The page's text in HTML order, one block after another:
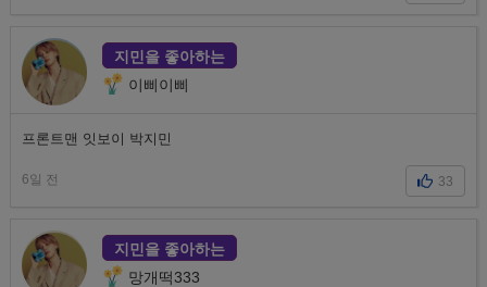
지민을 좋아하는
이삐이삐
프론트맨 잇보이 박지민
6일 전 33
지민을 좋아하는
망개떡333